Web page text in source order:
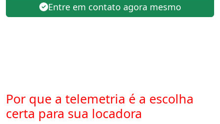
Entre em contato agora mesmo
Por que a telemetria é a escolha
certa para sua locadora